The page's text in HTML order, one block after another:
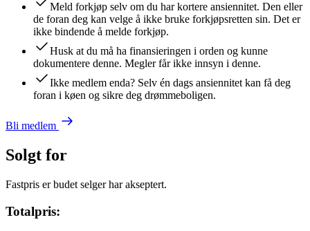
Meld forkjøp selv om du har kortere ansiennitet. Den eller
de foran deg kan velge å ikke bruke forkjøpsretten sin. Det er
ikke bindende å melde forkjøp.
Husk at du må ha finansieringen i orden og kunne
dokumentere denne. Megler får ikke innsyn i denne.
Ikke medlem enda? Selv én dags ansiennitet kan få deg
foran i køen og sikre deg drømmeboligen.
Bli medlem
Solgt for
Fastpris er budet selger har akseptert.
Totalpris: